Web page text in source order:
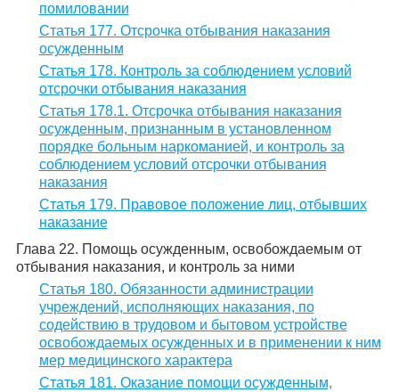
помиловании
Статья 177. Отсрочка отбывания наказания
осужденным
Статья 178. Контроль за соблюдением условий
отсрочки отбывания наказания
Статья 178.1. Отсрочка отбывания наказания
осужденным, признанным в установленном
порядке больным наркоманией, и контроль за
соблюдением условий отсрочки отбывания
наказания
Статья 179. Правовое положение лиц, отбывших
наказание
Глава 22. Помощь осужденным, освобождаемым от
отбывания наказания, и контроль за ними
Статья 180. Обязанности администрации
учреждений, исполняющих наказания, по
содействию в трудовом и бытовом устройстве
освобождаемых осужденных и в применении к ним
мер медицинского характера
Статья 181. Оказание помощи осужденным,